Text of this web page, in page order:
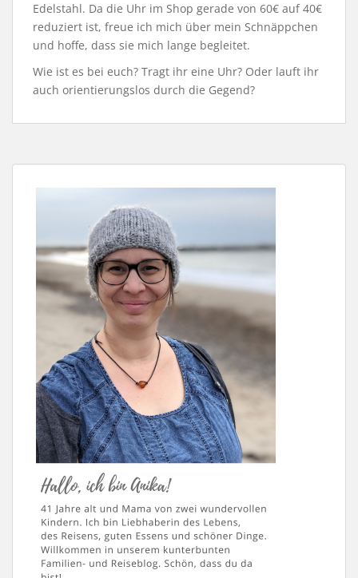
Edelstahl. Da die Uhr im Shop gerade von 60€ auf 40€
reduziert ist, freue ich mich über mein Schnäppchen
und hoffe, dass sie mich lange begleitet.
Wie ist es bei euch? Tragt ihr eine Uhr? Oder lauft ihr
auch orientierungslos durch die Gegend?